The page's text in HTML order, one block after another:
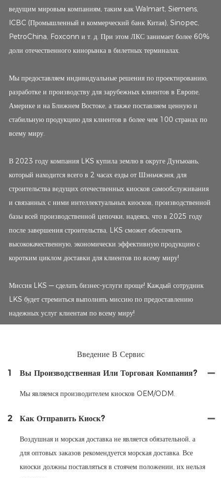
ведущим мировым компаниям, таким как Walmart, Siemens,
ICBC (Промышленный и коммерческий банк Китая), Sinopec,
PetroChina, Foxconn и т. д. При этом ЛКС занимает более 60%
доли отечественного кинорынка в билетных терминалах.
Мы предоставляем индивидуальные решения по проектированию,
разработке и производству для зарубежных клиентов в Европе,
Америке и на Ближнем Востоке, а также поставляем ценную и
стабильную продукцию для клиентов в более чем 100 странах по
всему миру.
В 2023 году компания LKS купила землю в округе Дунъюань,
который находится всего в 2 часах езды от Шэньчжэня, для
строительства ведущих отечественных киосков самообслуживания
и связанных с ними интеллектуальных киосков, производственной
базы всей производственной цепочки, надеясь, что в 2025 году
после завершения строительства, LKS сможет обеспечить
высококачественную, экономически эффективную продукцию с
коротким циклом доставки для клиентов по всему миру!
Миссия LKS — сделать бизнес-услуги проще! Каждый сотрудник
LKS будет стремиться выполнять миссию по предоставлению
надежных услуг клиентам по всему миру!
Введение В Сервис
1
Вы Производственная Или Торговая Компания?
Мы являемся производителем киосков OEM/ODM.
2 Как Отправить Киоск?
Воздушная и морская доставка не является обязательной, а
для оптовых заказов рекомендуется морская доставка. Все
киоски должны поставляться в стоячем положении, их нельзя